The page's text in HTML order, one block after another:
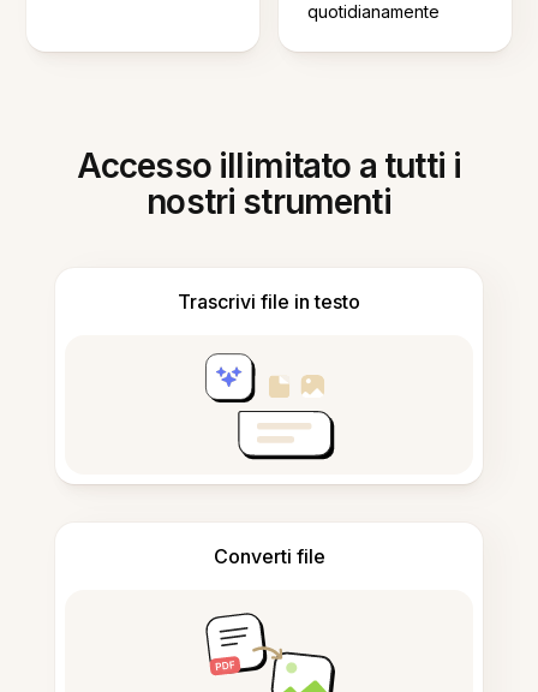
quotidianamente
Accesso illimitato a tutti i
nostri strumenti
Trascrivi file in testo
Converti file